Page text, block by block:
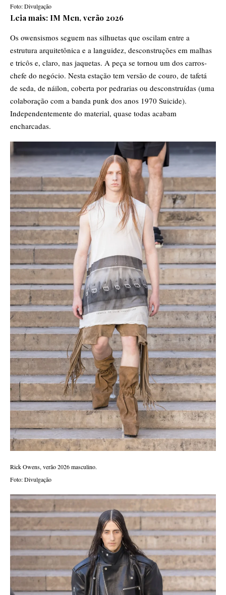
Foto: Divulgação
Leia mais: IM Men, verão 2026
Os owensismos seguem nas silhuetas que oscilam entre a
estrutura arquitetônica e a languidez, desconstruções em malhas
e tricôs e, claro, nas jaquetas. A peça se tornou um dos carros-
chefe do negócio. Nesta estação tem versão de couro, de tafetá
de seda, de náilon, coberta por pedrarias ou desconstruídas (uma
colaboração com a banda punk dos anos 1970 Suicide).
Independentemente do material, quase todas acabam
encharcadas.
Rick Owens, verão 2026 masculino.
Foto: Divulgação